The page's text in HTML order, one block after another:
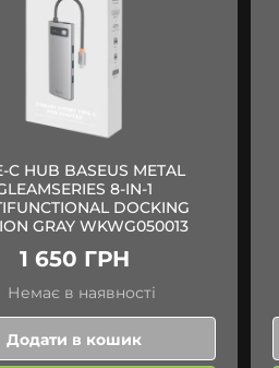
C HUB BASEUS METAL
8-IN-1
DOCKING
GRAY WKWG050013
1 650 ГРН
Немає в наявності
Додати в кошик